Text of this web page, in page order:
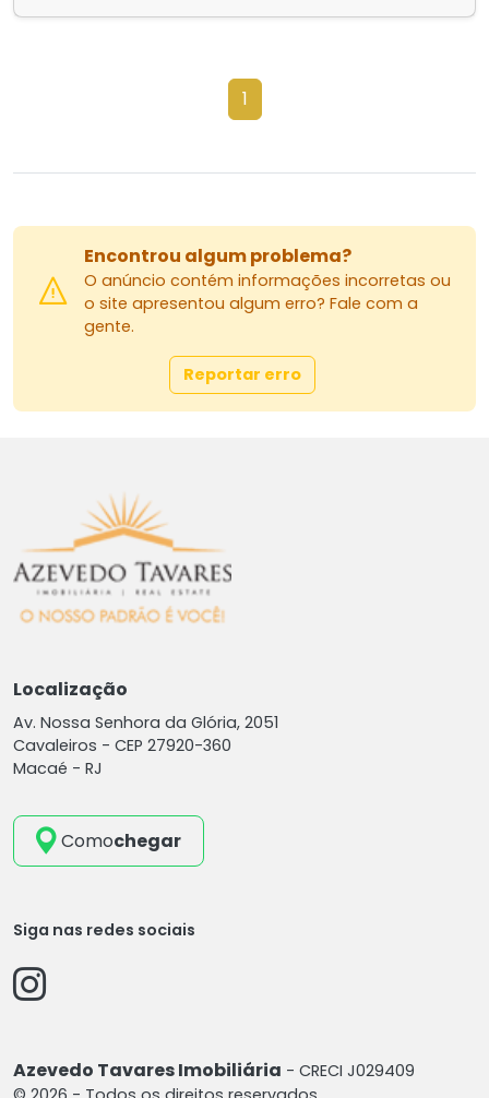
1
Encontrou algum problema?
O anúncio contém informações incorretas ou
o site apresentou algum erro? Fale com a
gente.
Reportar erro
Localização
Av. Nossa Senhora da Glória, 2051
Cavaleiros - CEP 27920-360
Macaé - RJ
Comochegar
Siga nas redes sociais
Azevedo Tavares Imobiliária - CRECI J029409